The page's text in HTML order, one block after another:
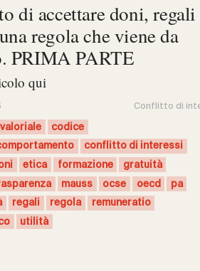
di accettare doni, regali
regola che viene da
PRIMA PARTE
qui
Conflitto di
codice
conflitto di interessi
etica formazione
gratuità
mauss ocse oecd
pa
regali regola
remuneratio
utilità